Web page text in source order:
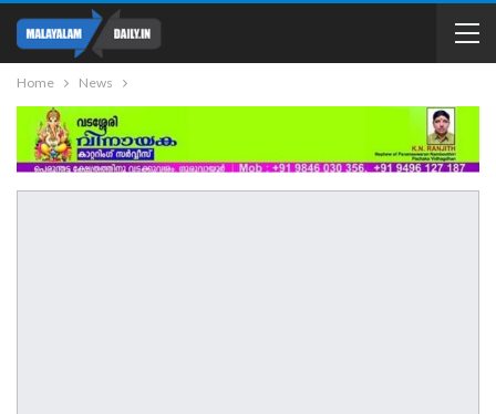
Home News